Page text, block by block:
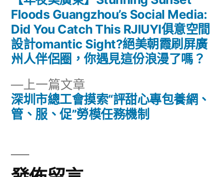
文
章
導
上一篇文章
一
篇
深圳市總工會摸索“評甜心專包養網、
管、服、促”勞模任務機制
篇
文
章:
Floods Guangzhou’s Social Media:
Did You Catch This RJIUYI俱意空間
設計omantic Sight?絕美朝霞刷屏廣
州人伴侶圈，你遇見這份浪漫了嗎？